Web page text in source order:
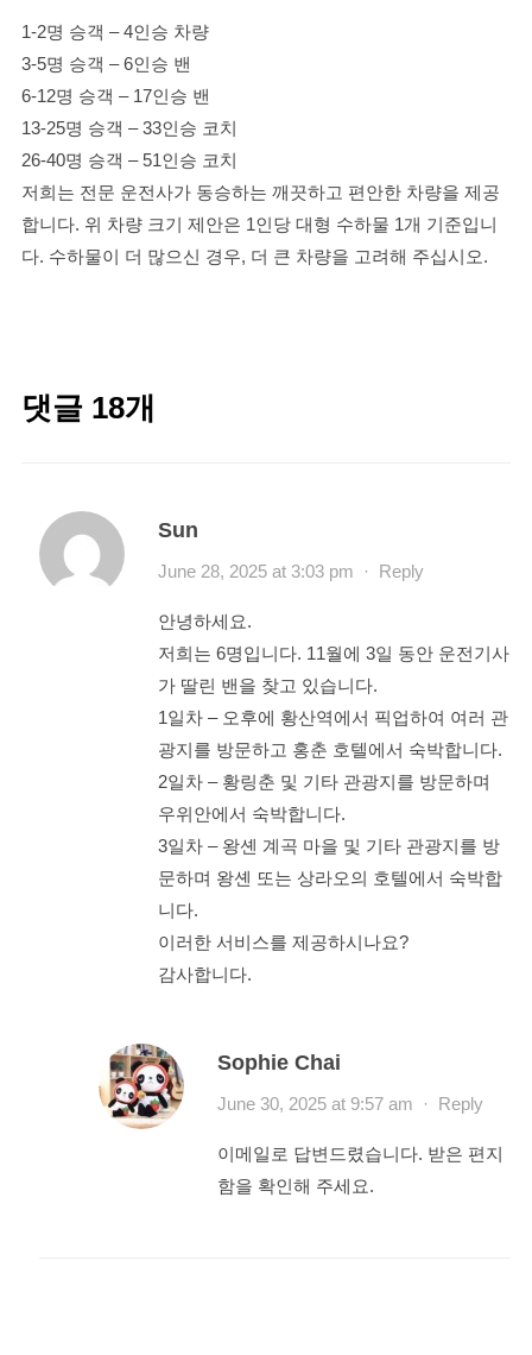
1-2명 승객 – 4인승 차량
3-5명 승객 – 6인승 밴
6-12명 승객 – 17인승 밴
13-25명 승객 – 33인승 코치
26-40명 승객 – 51인승 코치
저희는 전문 운전사가 동승하는 깨끗하고 편안한 차량을 제공
합니다. 위 차량 크기 제안은 1인당 대형 수하물 1개 기준입니
다. 수하물이 더 많으신 경우, 더 큰 차량을 고려해 주십시오.
댓글 18개
Sun
June 28, 2025 at 3:03 pm · Reply
안녕하세요.
저희는 6명입니다. 11월에 3일 동안 운전기사
가 딸린 밴을 찾고 있습니다.
1일차 – 오후에 황산역에서 픽업하여 여러 관
광지를 방문하고 홍춘 호텔에서 숙박합니다.
2일차 – 황링춘 및 기타 관광지를 방문하며
우위안에서 숙박합니다.
3일차 – 왕셴 계곡 마을 및 기타 관광지를 방
문하며 왕셴 또는 상라오의 호텔에서 숙박합
니다.
이러한 서비스를 제공하시나요?
감사합니다.
Sophie Chai
June 30, 2025 at 9:57 am · Reply
이메일로 답변드렸습니다. 받은 편지
함을 확인해 주세요.